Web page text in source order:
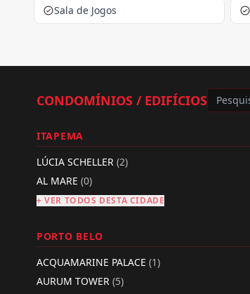
Sala de Jogos
CONDOMÍNIOS / EDIFÍCIOS
ITAPEMA
LÚCIA SCHELLER (2)
AL MARE (0)
+ VER TODOS DESTA CIDADE
PORTO BELO
ACQUAMARINE PALACE (1)
AURUM TOWER (5)